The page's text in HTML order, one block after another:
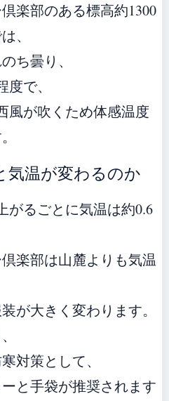
楽部のある標高約1300
、
ち曇り、
で、
風が吹くため体感温度
気温が変わるのか
がるごとに気温は約0.6
楽部は山麓よりも気温
が大きく変わります。
対策として、
と手袋が推奨されます